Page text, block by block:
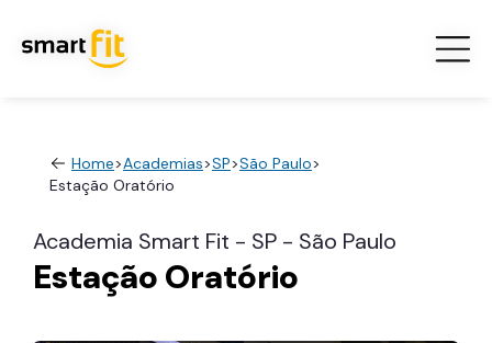
Home>Academias>SP>São Paulo>
Estação Oratório
Academia Smart Fit - SP - São Paulo
Estação Oratório